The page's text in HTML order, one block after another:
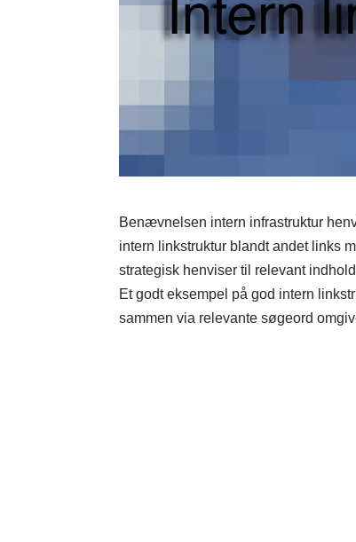
Benævnelsen intern infrastruktur
intern linkstruktur blandt andet links
strategisk henviser til relevant
Et godt eksempel på god intern
sammen via relevante søgeord